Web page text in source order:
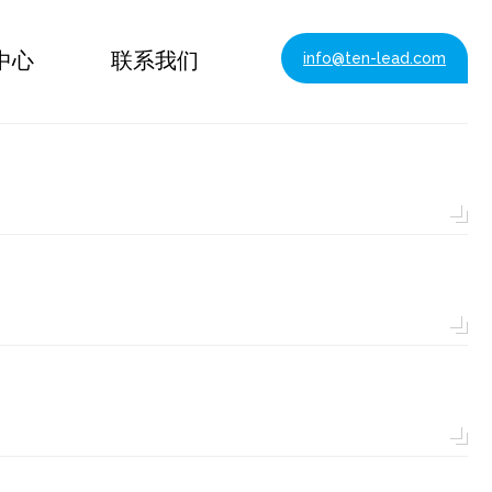
心 联系我们 info@ten-lead.com